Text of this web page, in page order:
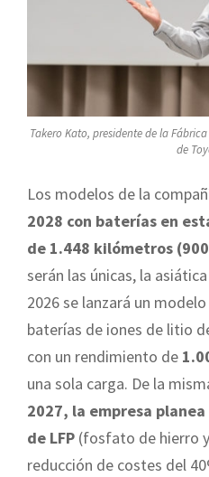
Takero Kato, presidente de la
de
Los modelos de la
2028 con baterías en
de 1.448 kilómetros
serán las únicas, la
2026 se lanzará un
baterías de iones de litio
con un rendimiento de
una sola carga. De la
2027, la empresa
de LFP (fosfato de hierro
reducción de costes del